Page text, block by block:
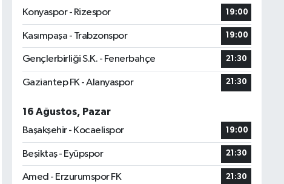
Konyaspor - Rizespor
19:00
Kasımpaşa - Trabzonspor 19:00
Gençlerbirliği S.K. - Fenerbahçe 21:30
Gaziantep FK - Alanyaspor 21:30
16 Ağustos, Pazar
Başakşehir - Kocaelispor
19:00
Beşiktaş - Eyüpspor 21:30
Amed - Erzurumspor FK 21:30